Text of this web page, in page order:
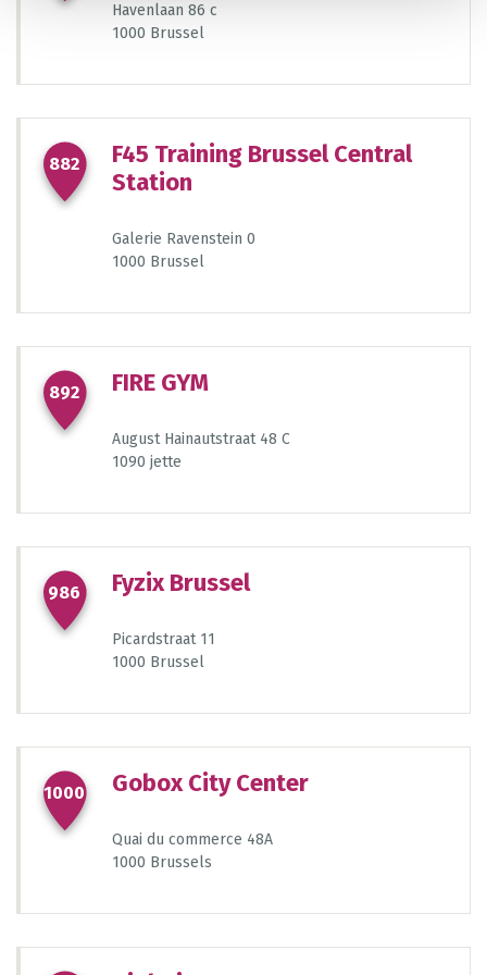
Havenlaan 86 c
1000 Brussel
882
F45 Training Brussel Central
Station
Galerie Ravenstein 0
1000 Brussel
892 FIRE GYM
August Hainautstraat 48 C
1090 jette
986 Fyzix Brussel
Picardstraat 11
1000 Brussel
1000 Gobox City Center
Quai du commerce 48A
1000 Brussels